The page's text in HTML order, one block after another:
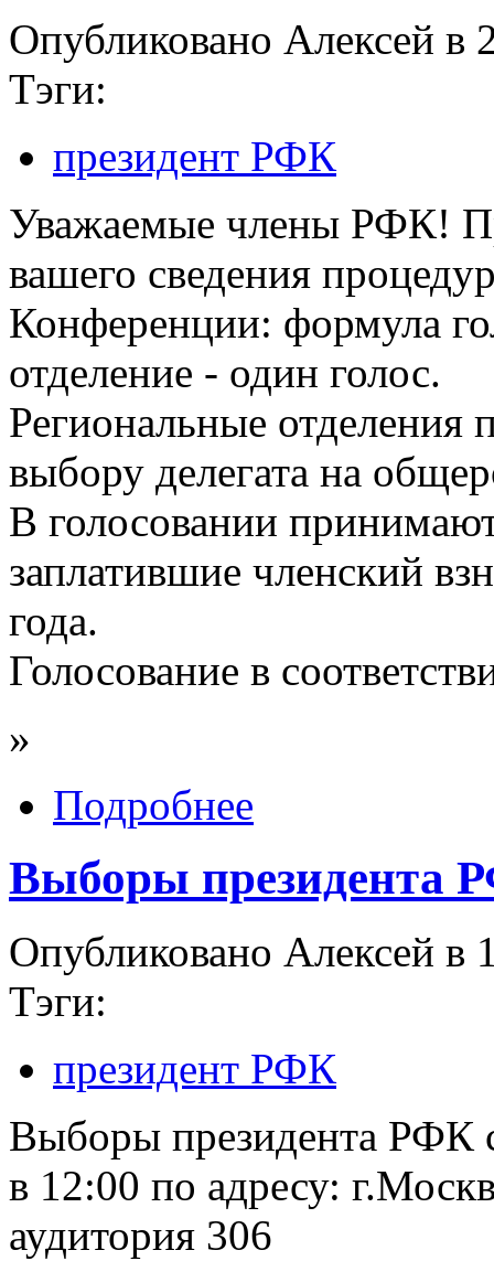
Опубликовано Алексей в
Тэги:
президент РФК
Уважаемые члены РФК!
вашего сведения
Конференции: формула
отделение - один голос.
Региональные отделения
выбору делегата на
В голосовании
заплатившие членский
года.
Голосование в
»
Подробнее
Выборы президента
Опубликовано Алексей в
Тэги:
президент РФК
Выборы президента РФК
в 12:00 по адресу:
аудитория 306